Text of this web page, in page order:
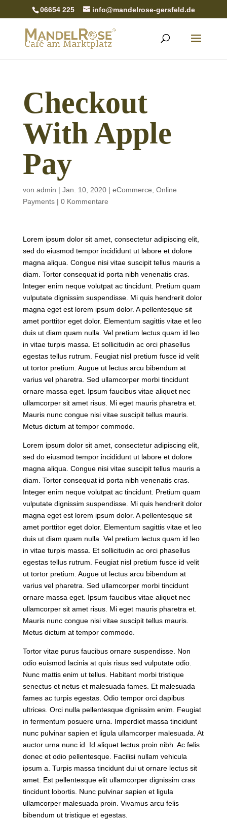
06654 225 info@mandelrose-gersfeld.de
Checkout
With Apple
Pay
von admin | Jan. 10, 2020| eCommerce Online
Payments| 0 Kommentare
Lorem ipsum dolor sit amet, consectetur adipiscing elit,
sed do eiusmod tempor incididunt ut labore et dolore
magna aliqua. Congue nisi vitae suscipit tellus mauris a
diam. Tortor consequat id porta nibh venenatis cras.
Integer enim neque volutpat ac tincidunt. Pretium quam
vulputate dignissim suspendisse. Mi quis hendrerit dolor
magna eget est lorem ipsum dolor. A pellentesque sit
amet porttitor eget dolor. Elementum sagittis vitae et leo
duis ut diam quam nulla. Vel pretium lectus quam id leo
in vitae turpis massa. Et sollicitudin ac orci phasellus
egestas tellus rutrum. Feugiat nisl pretium fusce id velit
ut tortor pretium. Augue ut lectus arcu bibendum at
varius vel pharetra. Sed ullamcorper morbi tincidunt
ornare massa eget. Ipsum faucibus vitae aliquet nec
ullamcorper sit amet risus. Mi eget mauris pharetra et.
Mauris nunc congue nisi vitae suscipit tellus mauris.
Metus dictum at tempor commodo.
Lorem ipsum dolor sit amet, consectetur adipiscing elit,
sed do eiusmod tempor incididunt ut labore et dolore
magna aliqua. Congue nisi vitae suscipit tellus mauris a
diam. Tortor consequat id porta nibh venenatis cras.
Integer enim neque volutpat ac tincidunt. Pretium quam
vulputate dignissim suspendisse. Mi quis hendrerit dolor
magna eget est lorem ipsum dolor. A pellentesque sit
amet porttitor eget dolor. Elementum sagittis vitae et leo
duis ut diam quam nulla. Vel pretium lectus quam id leo
in vitae turpis massa. Et sollicitudin ac orci phasellus
egestas tellus rutrum. Feugiat nisl pretium fusce id velit
ut tortor pretium. Augue ut lectus arcu bibendum at
varius vel pharetra. Sed ullamcorper morbi tincidunt
ornare massa eget. Ipsum faucibus vitae aliquet nec
ullamcorper sit amet risus. Mi eget mauris pharetra et.
Mauris nunc congue nisi vitae suscipit tellus mauris.
Metus dictum at tempor commodo.
Tortor vitae purus faucibus ornare suspendisse. Non
odio euismod lacinia at quis risus sed vulputate odio.
Nunc mattis enim ut tellus. Habitant morbi tristique
senectus et netus et malesuada fames. Et malesuada
fames ac turpis egestas. Odio tempor orci dapibus
ultrices. Orci nulla pellentesque dignissim enim. Feugiat
in fermentum posuere urna. Imperdiet massa tincidunt
nunc pulvinar sapien et ligula ullamcorper malesuada. At
auctor urna nunc id. Id aliquet lectus proin nibh. Ac felis
donec et odio pellentesque. Facilisi nullam vehicula
ipsum a. Turpis massa tincidunt dui ut ornare lectus sit
amet. Est pellentesque elit ullamcorper dignissim cras
tincidunt lobortis. Nunc pulvinar sapien et ligula
ullamcorper malesuada proin. Vivamus arcu felis
bibendum ut tristique et egestas.